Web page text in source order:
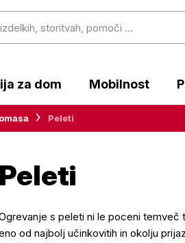
za dom Mobilnost
Peleti
Peleti
s peleti ni le poceni temveč
od najbolj učinkovitih in okolju